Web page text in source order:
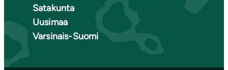
Satakunta
Uusimaa
Varsinais-Suomi